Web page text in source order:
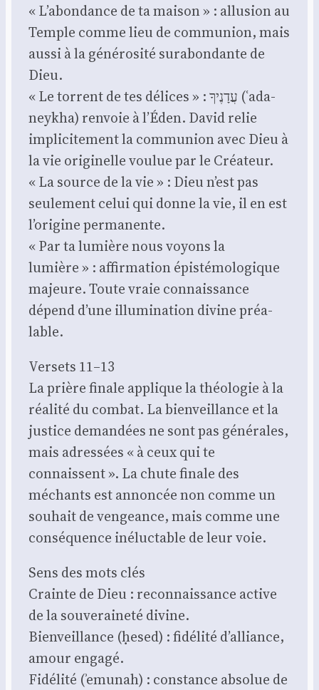
« L’abondance de ta mai­son » : allu­sion au
Temple comme lieu de com­mu­nion, mais
aus­si à la géné­ro­si­té sur­abon­dante de
Dieu.
« Le tor­rent de tes délices » : עֲדָנֶיךָ (ʿada­
ney­kha) ren­voie à l’Éden. David relie
impli­ci­te­ment la com­mu­nion avec Dieu à
la vie ori­gi­nelle vou­lue par le Créa­teur.
« La source de la vie » : Dieu n’est pas
seule­ment celui qui donne la vie, il en est
l’origine per­ma­nente.
« Par ta lumière nous voyons la
lumière » : affir­ma­tion épis­té­mo­lo­gique
majeure. Toute vraie connais­sance
dépend d’une illu­mi­na­tion divine préa­
lable.
Ver­sets 11–13
La prière finale applique la théo­lo­gie à la
réa­li­té du com­bat. La bien­veillance et la
jus­tice deman­dées ne sont pas géné­rales,
mais adres­sées « à ceux qui te
connaissent ». La chute finale des
méchants est annon­cée non comme un
sou­hait de ven­geance, mais comme une
consé­quence iné­luc­table de leur voie.
Sens des mots clés
Crainte de Dieu : recon­nais­sance active
de la sou­ve­rai­ne­té divine.
Bien­veillance (ḥesed) : fidé­li­té d’alliance,
amour enga­gé.
Fidé­li­té (ʾemu­nah) : constance abso­lue de